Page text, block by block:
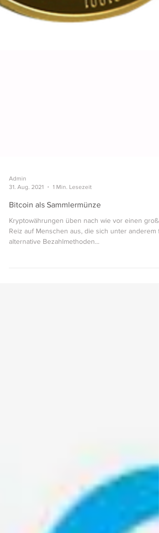
31. Aug. 2021
1 Min. Lesezeit
Bitcoin als Sammlermünze
Kryptowährungen üben nach wie vor einen